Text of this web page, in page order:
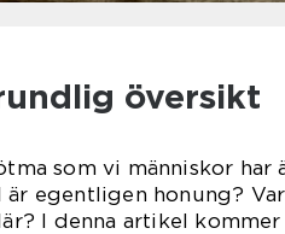
översikt
som vi människor har
är egentligen honung?
I denna artikel